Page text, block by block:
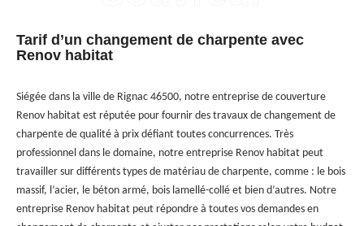
Tarif d’un changement de charpente avec
Renov habitat
Siégée dans la ville de Rignac 46500, notre entreprise de couverture
Renov habitat est réputée pour fournir des travaux de changement de
charpente de qualité à prix défiant toutes concurrences. Très
professionnel dans le domaine, notre entreprise Renov habitat peut
travailler sur différents types de matériau de charpente, comme : le bois
massif, l’acier, le béton armé, bois lamellé-collé et bien d’autres. Notre
entreprise Renov habitat peut répondre à toutes vos demandes en